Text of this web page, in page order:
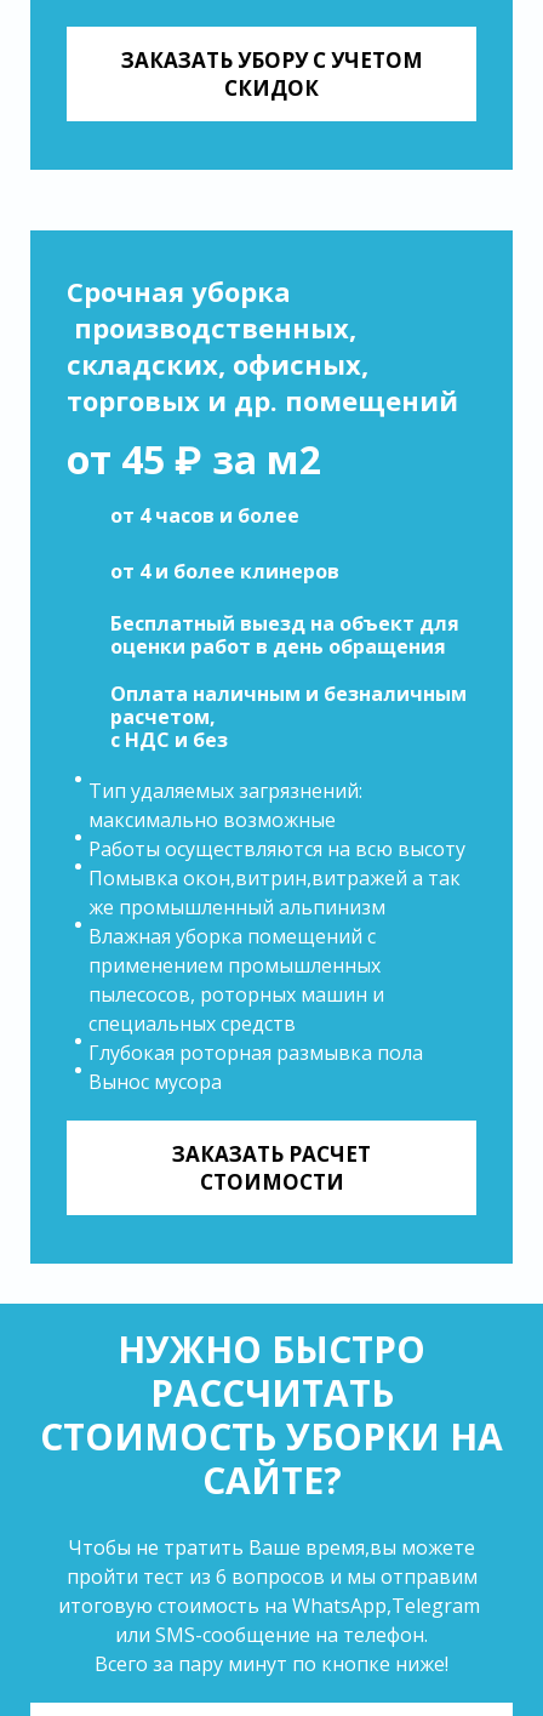
ЗАКАЗАТЬ УБОРУ С УЧЕТОМ
СКИДОК
Срочная уборка
производственных,
складских, офисных,
торговых и др. помещений
от 45 ₽ за м2
от 4 часов и более
от 4 и более клинеров
Бесплатный выезд на объект для
оценки работ в день обращения
Оплата наличным и безналичным
расчетом,
с НДС и без
Тип удаляемых загрязнений:
максимально возможные
Работы осуществляются на всю высоту
Помывка окон,витрин,витражей а так
же промышленный альпинизм
Влажная уборка помещений с
применением промышленных
пылесосов, роторных машин и
специальных средств
Глубокая роторная размывка пола
Вынос мусора
ЗАКАЗАТЬ РАСЧЕТ
СТОИМОСТИ
НУЖНО БЫСТРО
РАССЧИТАТЬ
СТОИМОСТЬ УБОРКИ НА
САЙТЕ?
Чтобы не тратить Ваше время,вы можете
пройти тест из 6 вопросов и мы отправим
итоговую стоимость на WhatsApp,Telegram
или SMS-сообщение на телефон.
Всего за пару минут по кнопке ниже!